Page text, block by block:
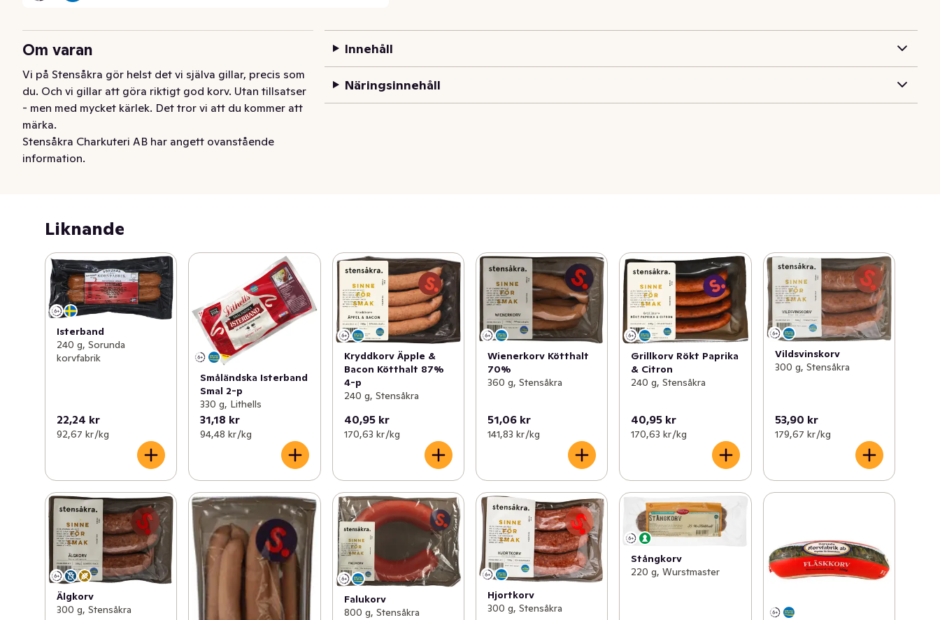
Om varan
Vi på Stensåkra gör helst det vi själva gillar, precis som
du. Och vi gillar att göra riktigt god korv. Utan tillsatser
- men med mycket kärlek. Det tror vi att du kommer att
märka.
Stensåkra Charkuteri AB har angett ovanstående
information.
Innehåll
Näringsinnehåll
Liknande
Isterband
240 g, Sorunda
korvfabrik
22,24 kr
92,67 kr /kg
Småländska Isterband
Smal 2-p
330 g, Lithells
31,18 kr
94,48 kr /kg
Kryddkorv Äpple &
Bacon Kötthalt 87%
4-p
240 g, Stensåkra
40,95 kr
170,63 kr /kg
Wienerkorv Kötthalt
70%
360 g, Stensåkra
51,06 kr
141,83 kr /kg
Grillkorv Rökt Paprika
& Citron
240 g, Stensåkra
40,95 kr
170,63 kr /kg
Vildsvinskorv
300 g, Stensåkra
53,90 kr
179,67 kr /kg
Älgkorv
300 g, Stensåkra
Falukorv
800 g, Stensåkra
Hjortkorv
300 g, Stensåkra
Stångkorv
220 g, Wurstmaster